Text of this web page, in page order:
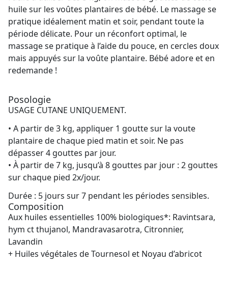
huile sur les voûtes plantaires de bébé. Le massage se
pratique idéalement matin et soir, pendant toute la
période délicate. Pour un réconfort optimal, le
massage se pratique à l’aide du pouce, en cercles doux
mais appuyés sur la voûte plantaire. Bébé adore et en
redemande !
Posologie
USAGE CUTANE UNIQUEMENT.
• A partir de 3 kg, appliquer 1 goutte sur la voute
plantaire de chaque pied matin et soir. Ne pas
dépasser 4 gouttes par jour.
• À partir de 7 kg, jusqu’à 8 gouttes par jour : 2 gouttes
sur chaque pied 2x/jour.
Durée : 5 jours sur 7 pendant les périodes sensibles.
Composition
Aux huiles essentielles 100% biologiques*: Ravintsara,
hym ct thujanol, Mandravasarotra, Citronnier,
Lavandin
+ Huiles végétales de Tournesol et Noyau d’abricot